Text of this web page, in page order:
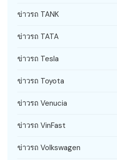
ข่าวรถ TANK
ข่าวรถ TATA
ข่าวรถ Tesla
ข่าวรถ Toyota
ข่าวรถ Venucia
ข่าวรถ VinFast
ข่าวรถ Volkswagen